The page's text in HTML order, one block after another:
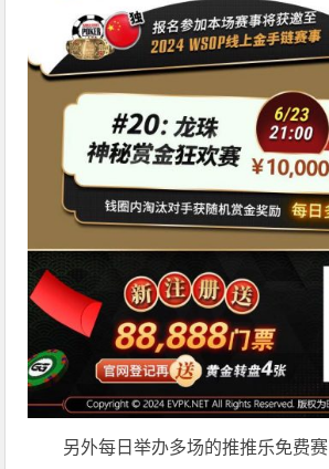
另外每日举办多场的推推乐免费